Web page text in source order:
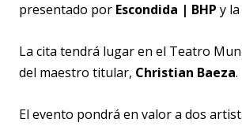
presentado por Escondida | BHP y la
La cita tendrá lugar en el Teatro
del maestro titular, Christian Baeza.
El evento pondrá en valor a dos